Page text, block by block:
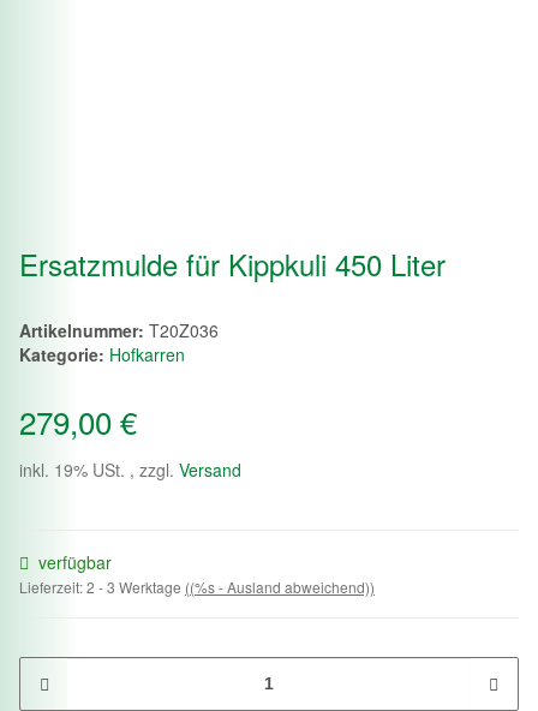
Ersatzmulde für Kippkuli 450 Liter
Artikelnummer: T20Z036
Kategorie: Hofkarren
279,00 €
inkl. 19% USt. , zzgl. Versand
verfügbar
Lieferzeit:2 - 3 Werktage ((%s - Ausland abweichend))